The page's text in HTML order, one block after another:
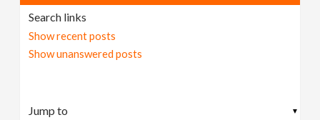
Search links
Show recent posts
Show unanswered posts
▼